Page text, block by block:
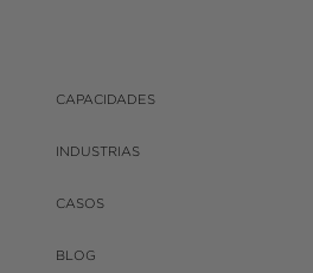
CAPACIDADES
INDUSTRIAS
CASOS
BLOG